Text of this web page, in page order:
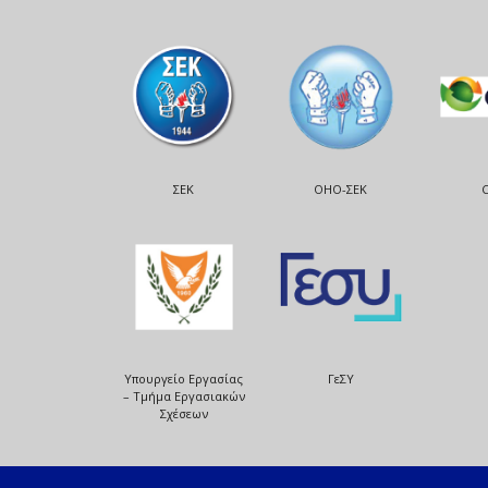
ΣΕΚ ΟΗΟ-ΣΕΚ
Υπουργείο Εργασίας
– Τμήμα Εργασιακών
Σχέσεων
ΓεΣΥ